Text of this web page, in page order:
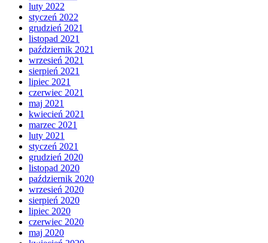
luty 2022
styczeń 2022
grudzień 2021
listopad 2021
październik 2021
wrzesień 2021
sierpień 2021
lipiec 2021
czerwiec 2021
maj 2021
kwiecień 2021
marzec 2021
luty 2021
styczeń 2021
grudzień 2020
listopad 2020
październik 2020
wrzesień 2020
sierpień 2020
lipiec 2020
czerwiec 2020
maj 2020